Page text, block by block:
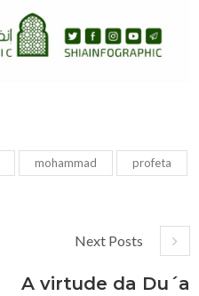
mohammad profeta
Next Posts
A virtude da Du´a